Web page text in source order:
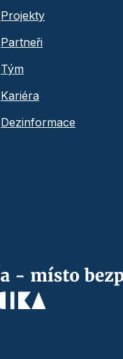
Projekty
Partneři
Tým
Kariéra
Dezinformace